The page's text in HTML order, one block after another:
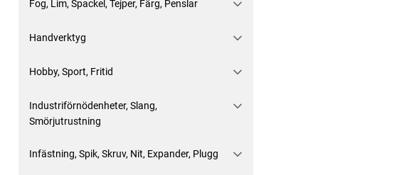
Fog, Lim, Spackel, Tejper, Färg, Penslar
Handverktyg
Hobby, Sport, Fritid
Industriförnödenheter, Slang,
Smörjutrustning
Infästning, Spik, Skruv, Nit, Expander, Plugg